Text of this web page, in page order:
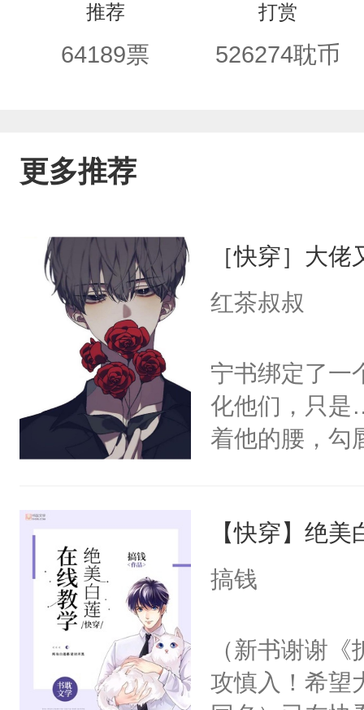
推荐
64189票
打赏
526274耽币
更多推荐
［快穿］大
红茶叔叔
宁书绑定了一
化他们，只是
着他的腰，勾
来，给老公
用力——为你
【快穿】绝
搞钱
（新书谢谢
攻慎入！希望